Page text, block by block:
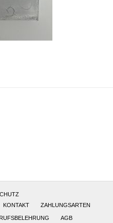
KONTAKT ZAHLUNGSARTEN
AGB